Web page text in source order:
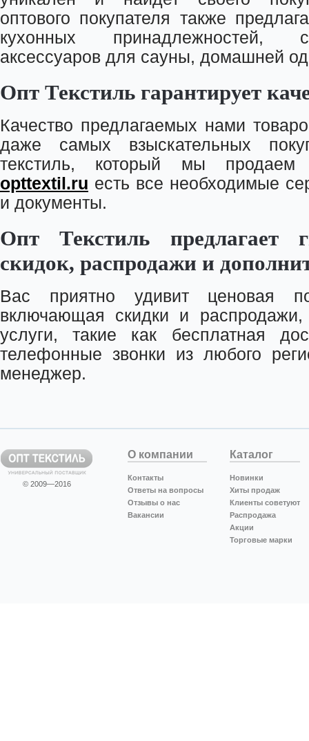
оптового покупателя также
кухонных принадлежностей,
аксессуаров для сауны, домашней
Опт Текстиль гарантирует
Качество предлагаемых нами
даже самых взыскательных
текстиль, который мы
opttextil.ru есть все необходимые
и документы.
Опт Текстиль предлагает
скидок, распродажи и
Вас приятно удивит ценовая
включающая скидки и
услуги, такие как бесплатная
телефонные звонки из любого
менеджер.
© 2009—2016
О компании
Контакты
Ответы на вопросы
Отзывы о нас
Вакансии
Каталог
Новинки
Хиты продаж
Клиенты советуют
Распродажа
Акции
Торговые марки